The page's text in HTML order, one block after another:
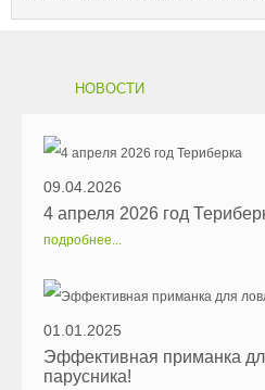
НОВОСТИ
09.04.2026
4 апреля 2026 год
подробнее...
01.01.2025
Эффективная приманка
парусника!